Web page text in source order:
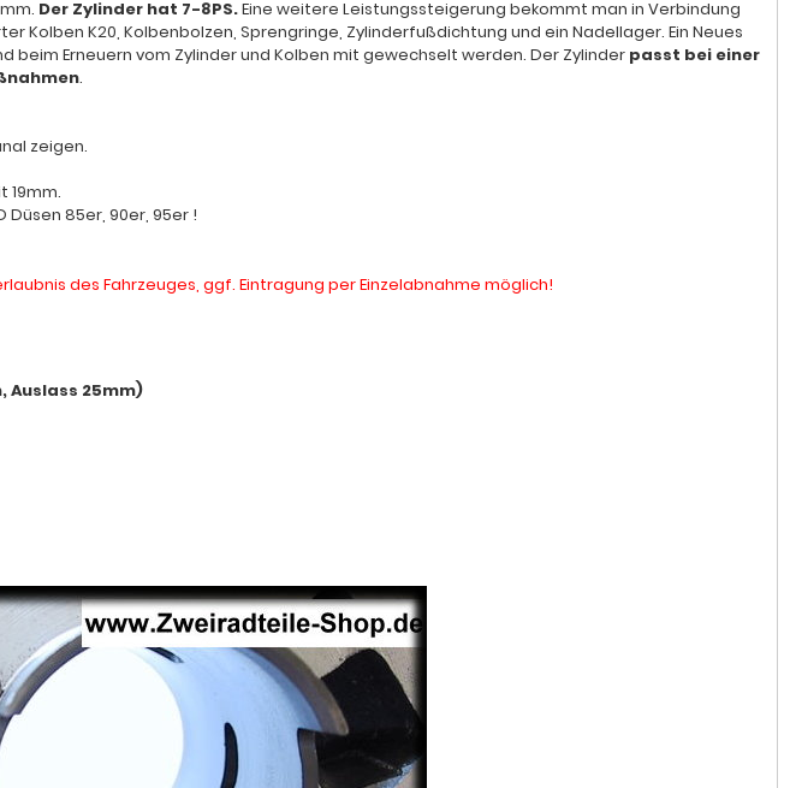
Der Zylinder hat 7-8PS.Eine weitere Leistungssteigerung bekommt man in Verbindung
Kolben K20, Kolbenbolzen, Sprengringe, Zylinderfußdichtung und ein Nadellager. Ein Neues
Erneuern vom Zylinder und Kolben mit gewechselt werden. Der Zylinder passt bei einer
.
zeigen.
19mm.
Düsen 85er, 90er, 95er !
des Fahrzeuges, ggf. Eintragung per Einzelabnahme möglich!
Auslass 25mm)